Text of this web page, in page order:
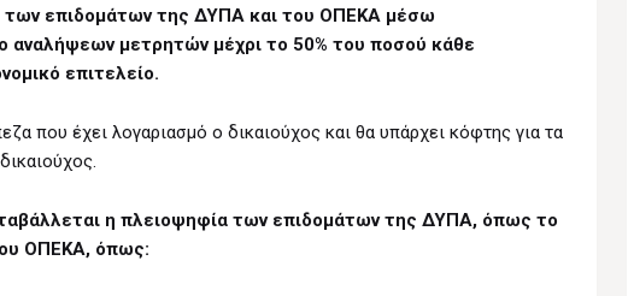
των επιδομάτων της ΔΥΠΑ και του ΟΠΕΚΑ μέσω
αναλήψεων μετρητών μέχρι το 50% του ποσού κάθε
επιτελείο.
που έχει λογαριασμό ο δικαιούχος και θα υπάρχει κόφτης για τα
η πλειοψηφία των επιδομάτων της ΔΥΠΑ, όπως το
ΟΠΕΚΑ, όπως: